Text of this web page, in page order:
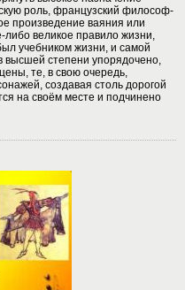
роль, французский философ-
произведение ваяния или
великое правило жизни,
учебником жизни, и самой
высшей степени упорядочено,
те, в свою очередь,
создавая столь дорогой
на своём месте и подчинено